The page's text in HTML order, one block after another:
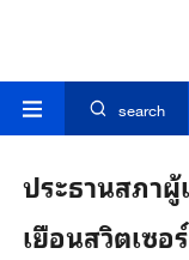
search
ประธานสภา
เยือนสวิตเซ